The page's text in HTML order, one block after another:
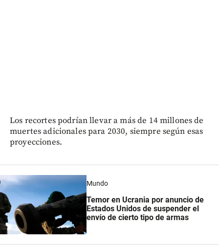
Los recortes podrían llevar a más de 14 millones de
muertes adicionales para 2030, siempre según esas
proyecciones.
Mundo
Temor en Ucrania por anuncio de
Estados Unidos de suspender el
envío de cierto tipo de armas